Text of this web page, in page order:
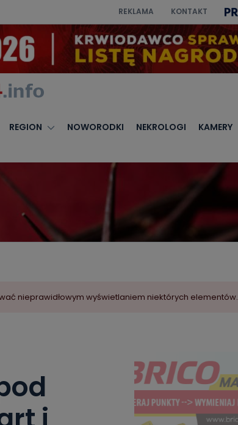
REKLAMA KONTAKT
REGION NOWORODKI NEKROLOGI KAMERY
nieprawidłowym wyświetlaniem niektórych elementów.